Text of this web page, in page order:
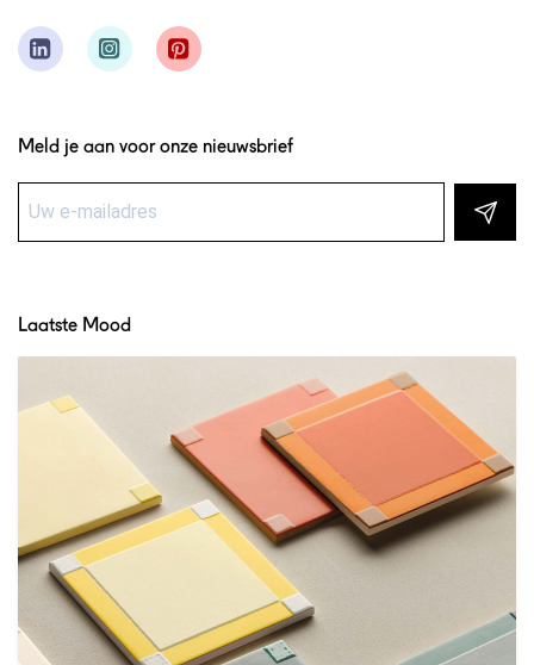
Meld je aan voor onze nieuwsbrief
Laatste Mood